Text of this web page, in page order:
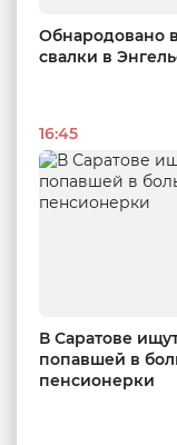
Обнародовано
свалки в
16:45
В Саратове
попавшей в
пенсионерки